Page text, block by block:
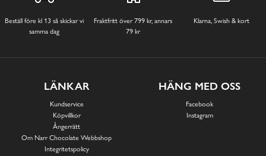
Beställ före kl 13 så skickar vi
samma dag
Fraktfritt över 799 kr, annars
79 kr
Klarna, Swish & kort
LÄNKAR
Kundservice
Köpvillkor
Ångerrätt
Om Narr Chocolate Webbshop
Integritetspolicy
HÄNG MED OSS
Facebook
Instagram